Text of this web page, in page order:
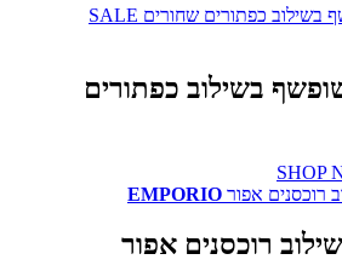
SALE
בשילוב כפתורים
SHOP
זה
מספר
סוגים.
EMPORIO
רוכסנים אפור